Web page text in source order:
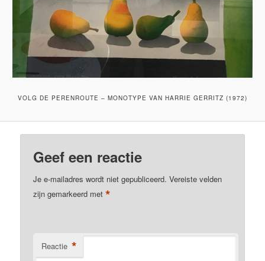
VOLG DE PERENROUTE – MONOTYPE VAN HARRIE GERRITZ (1972)
Geef een reactie
Je e-mailadres wordt niet gepubliceerd. Vereiste velden
zijn gemarkeerd met*
Reactie *